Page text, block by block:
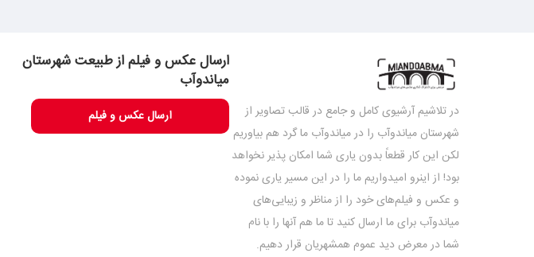
در تلاشیم آرشیوی کامل و جامع در قالب تصاویر از
شهرستان میاندوآب را در میاندوآب ما گرد هم بیاوریم
لکن این کار قطعاً بدون یاری شما امکان پذیر نخواهد
بود! از اینرو امیدواریم ما را در این مسیر یاری نموده
و عکس و فیلم‌های خود را از مناظر و زیبایی‌های
میاندوآب برای ما ارسال کنید تا ما هم آنها را با نام
شما در معرض دید عموم همشهریان قرار دهیم.
ارسال عکس و فیلم از طبیعت شهرستان
میاندوآب
ارسال عکس و فیلم